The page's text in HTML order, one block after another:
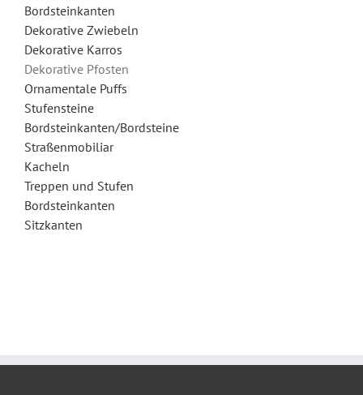
Bordsteinkanten
Dekorative Zwiebeln
Dekorative Karros
Dekorative Pfosten
Ornamentale Puffs
Stufensteine
Bordsteinkanten/Bordsteine
Straßenmobiliar
Kacheln
Treppen und Stufen
Bordsteinkanten
Sitzkanten